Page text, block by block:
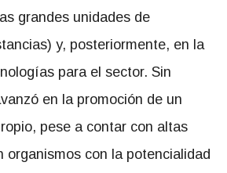
grandes unidades de
y, posteriormente, en la
para el sector. Sin
en la promoción de un
pese a contar con altas
organismos con la potencialidad